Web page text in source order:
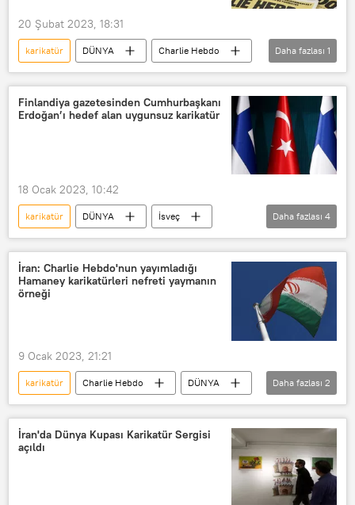
20 Şubat 2023, 18:31
karikatür DÜNYA
Charlie Hebdo
Hack
Daha fazlası 1
Finlandiya gazetesinden Cumhurbaşkanı
Erdoğan’ı hedef alan uygunsuz karikatür
18 Ocak 2023, 10:42
karikatür DÜNYA
İsveç
Finlandiya
NATO
Türkiye
Recep Tayyip Erdoğan
Daha fazlası 4
İran: Charlie Hebdo'nun yayımladığı
Hamaney karikatürleri nefreti yaymanın
örneği
9 Ocak 2023, 21:21
karikatür Charlie Hebdo
DÜNYA
İran
Fransa
Daha fazlası 2
İran'da Dünya Kupası Karikatür Sergisi
açıldı